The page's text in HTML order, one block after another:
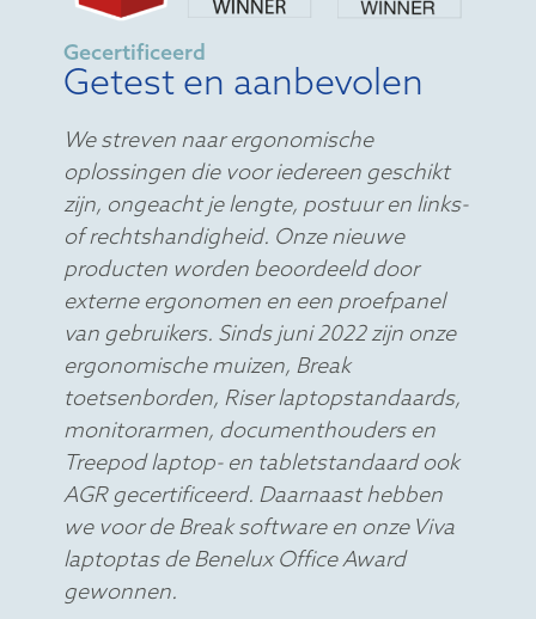
Gecertificeerd
Getest en aanbevolen
We streven naar ergonomische
oplossingen die voor iedereen geschikt
zijn, ongeacht je lengte, postuur en links-
of rechtshandigheid. Onze nieuwe
producten worden beoordeeld door
externe ergonomen en een proefpanel
van gebruikers. Sinds juni 2022 zijn onze
ergonomische muizen, Break
toetsenborden, Riser laptopstandaards,
monitorarmen, documenthouders en
Treepod laptop- en tabletstandaard ook
AGR gecertificeerd. Daarnaast hebben
we voor de Break software en onze Viva
laptoptas de Benelux Office Award
gewonnen.